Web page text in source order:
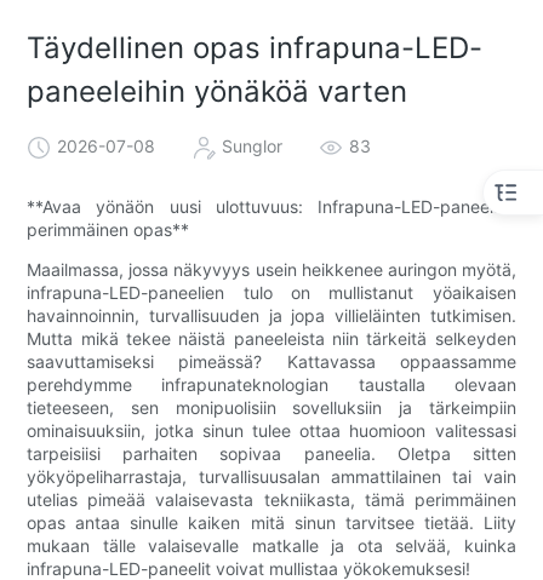
Täydellinen opas infrapuna-LED-
paneeleihin yönäköä varten
2026-07-08 Sunglor 83
**Avaa yönäön uusi ulottuvuus: Infrapuna-LED-paneelien
perimmäinen opas**
Maailmassa, jossa näkyvyys usein heikkenee auringon myötä,
infrapuna-LED-paneelien tulo on mullistanut yöaikaisen
havainnoinnin, turvallisuuden ja jopa villieläinten tutkimisen.
Mutta mikä tekee näistä paneeleista niin tärkeitä selkeyden
saavuttamiseksi pimeässä? Kattavassa oppaassamme
perehdymme infrapunateknologian taustalla olevaan
tieteeseen, sen monipuolisiin sovelluksiin ja tärkeimpiin
ominaisuuksiin, jotka sinun tulee ottaa huomioon valitessasi
tarpeisiisi parhaiten sopivaa paneelia. Oletpa sitten
yökyöpeliharrastaja, turvallisuusalan ammattilainen tai vain
utelias pimeää valaisevasta tekniikasta, tämä perimmäinen
opas antaa sinulle kaiken mitä sinun tarvitsee tietää. Liity
mukaan tälle valaisevalle matkalle ja ota selvää, kuinka
infrapuna-LED-paneelit voivat mullistaa yökokemuksesi!